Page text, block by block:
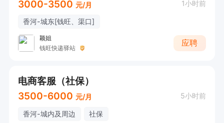
3000-3500 元/月 1小时前
香河-城东[钱旺、渠口]
颖姐
钱旺快递驿站
应聘
电商客服（社保）
3500-6000 元/月 5小时前
香河-城内及周边 社保